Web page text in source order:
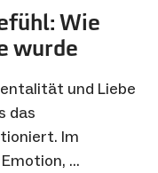
Wie
wurde
und Liebe
das
Im
…